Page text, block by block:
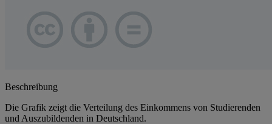
Beschreibung
Die Grafik zeigt die Verteilung des Einkommens von Studierenden
und Auszubildenden in Deutschland.